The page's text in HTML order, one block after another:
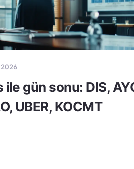
ile gün sonu: DIS,
UBER, KOCMT